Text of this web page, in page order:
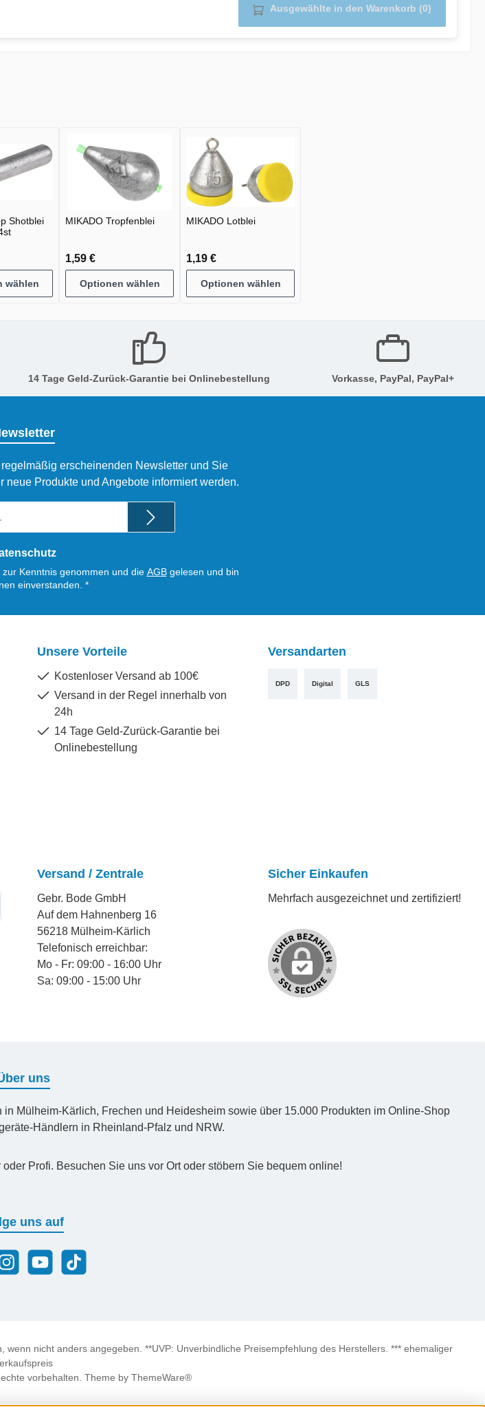
Ausgewählte in den Warenkorb (0)
Shotblei
wählen
MIKADO Tropfenblei
1,59 €
Optionen wählen
MIKADO Lotblei
1,19 €
Optionen wählen
14 Tage Geld-Zurück-Garantie bei Onlinebestellung Vorkasse, PayPal, PayPal+
erscheinenden Newsletter und Sie
neue Produkte und Angebote informiert werden.
zur Kenntnis genommen und die AGBgelesen und bin
einverstanden. *
Unsere Vorteile
Kostenloser Versand ab 100€
Versand in der Regel innerhalb von
24h
14 Tage Geld-Zurück-Garantie bei
Onlinebestellung
Versandarten
DPD Digital GLS
Versand / Zentrale
Gebr. Bode GmbH
Auf dem Hahnenberg 16
56218 Mülheim-Kärlich
Telefonisch erreichbar:
Mo - Fr: 09:00 - 16:00 Uhr
Sa: 09:00 - 15:00 Uhr
Sicher Einkaufen
Mehrfach ausgezeichnet und zertifiziert!
uns
Mülheim-Kärlich, Frechen und Heidesheim sowie über 15.000 Produkten im Online-Shop
Händlern in Rheinland-Pfalz und NRW.
Profi. Besuchen Sie uns vor Ort oder stöbern Sie bequem online!
uns auf
YouTubeTikTok
wenn nicht anders angegeben. **UVP: Unverbindliche Preisempfehlung des Herstellers. *** ehemaliger
vorbehalten. Theme by ThemeWare®